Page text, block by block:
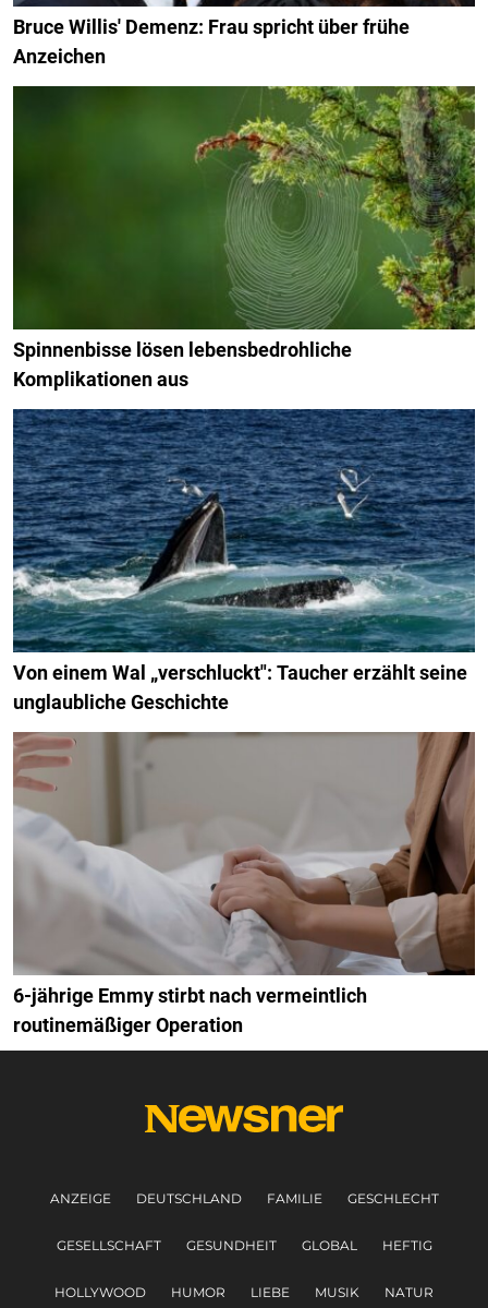
Bruce Willis' Demenz: Frau spricht über frühe
Anzeichen
Spinnenbisse lösen lebensbedrohliche
Komplikationen aus
Von einem Wal „verschluckt": Taucher erzählt seine
unglaubliche Geschichte
6-jährige Emmy stirbt nach vermeintlich
routinemäßiger Operation
ANZEIGE DEUTSCHLAND FAMILIE GESCHLECHT
GESELLSCHAFT GESUNDHEIT GLOBAL HEFTIG
HOLLYWOOD HUMOR LIEBE MUSIK NATUR